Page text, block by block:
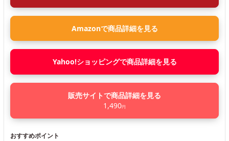
Amazonで商品詳細を見る
Yahoo!ショッピングで商品詳細を見る
販売サイトで商品詳細を見る
1,490円
おすすめポイント